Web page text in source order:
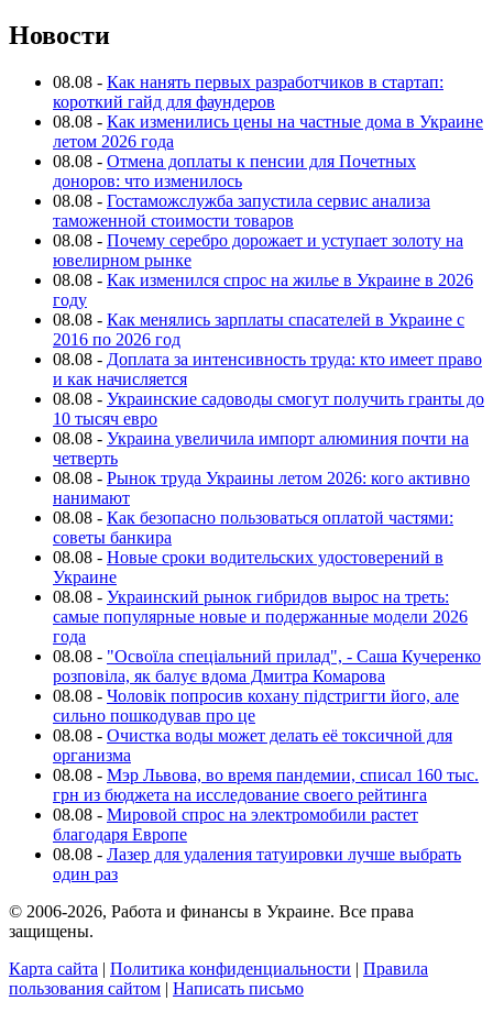
Новости
08.08 - Как нанять первых разработчиков в стартап:
короткий гайд для фаундеров
08.08 - Как изменились цены на частные дома в Украине
летом 2026 года
08.08 - Отмена доплаты к пенсии для Почетных
доноров: что изменилось
08.08 - Гостаможслужба запустила сервис анализа
таможенной стоимости товаров
08.08 - Почему серебро дорожает и уступает золоту на
ювелирном рынке
08.08 - Как изменился спрос на жилье в Украине в 2026
году
08.08 - Как менялись зарплаты спасателей в Украине с
2016 по 2026 год
08.08 - Доплата за интенсивность труда: кто имеет право
и как начисляется
08.08 - Украинские садоводы смогут получить гранты до
10 тысяч евро
08.08 - Украина увеличила импорт алюминия почти на
четверть
08.08 - Рынок труда Украины летом 2026: кого активно
нанимают
08.08 - Как безопасно пользоваться оплатой частями:
советы банкира
08.08 - Новые сроки водительских удостоверений в
Украине
08.08 - Украинский рынок гибридов вырос на треть:
самые популярные новые и подержанные модели 2026
года
08.08 - "Освоїла спеціальний прилад", - Саша Кучеренко
розповіла, як балує вдома Дмитра Комарова
08.08 - Чоловік попросив кохану підстригти його, але
сильно пошкодував про це
08.08 - Очистка воды может делать её токсичной для
организма
08.08 - Мэр Львова, во время пандемии, списал 160 тыс.
грн из бюджета на исследование своего рейтинга
08.08 - Мировой спрос на электромобили растет
благодаря Европе
08.08 - Лазер для удаления татуировки лучше выбрать
один раз
© 2006-2026, Работа и финансы в Украине. Все права
защищены.
Карта сайта | Политика конфиденциальности | Правила
пользования сайтом | Написать письмо